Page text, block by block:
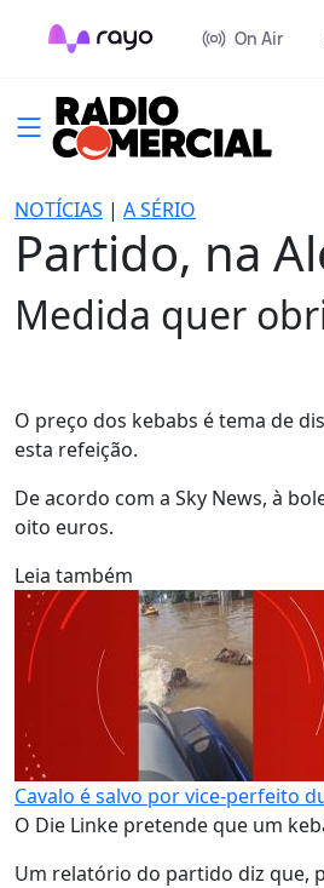
On Air
NOTÍCIAS | A SÉRIO
Partido, na
Medida quer
O preço dos kebabs é tema de
esta refeição.
De acordo com a Sky News, à
oito euros.
Leia também
Cavalo é salvo por vice-perfeito
O Die Linke pretende que um
Um relatório do partido diz que,